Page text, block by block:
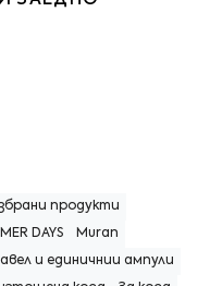
продукти
DAYS Muran
и единичнии ампули